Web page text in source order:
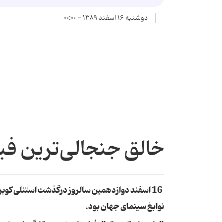
دوشنبه ۱۶ اسفند ۱۳۸۹ - ۰۰:۰۰
خالق جنجالی‌ترین
16 اسفند دوازدهمین سالروز درگذشت استنلی
نوابغ سینمای جهان بود.